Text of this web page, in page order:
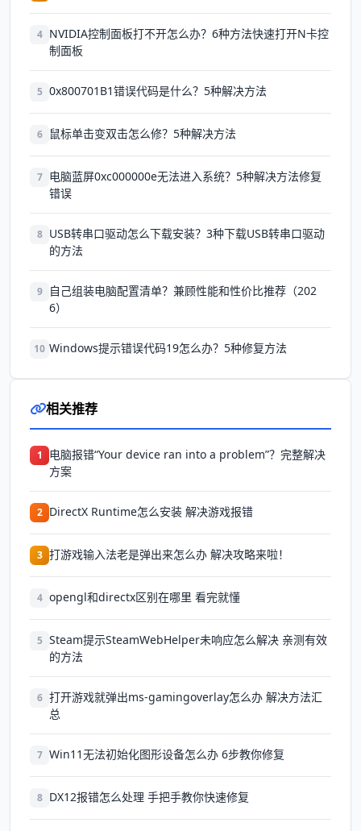
4 NVIDIA控制面板打不开怎么办？6种方法快速打开N卡控
制面板
5 0x800701B1错误代码是什么？5种解决方法
6 鼠标单击变双击怎么修？5种解决方法
7 电脑蓝屏0xc000000e无法进入系统？5种解决方法修复
错误
8 USB转串口驱动怎么下载安装？3种下载USB转串口驱动
的方法
9
自己组装电脑配置清单？兼顾性能和性价比推荐（202
6）
10 Windows提示错误代码19怎么办？5种修复方法
相关推荐
1
电脑报错“Your device ran into a problem”？完整解决
方案
2 DirectX Runtime怎么安装 解决游戏报错
3 打游戏输入法老是弹出来怎么办 解决攻略来啦！
4 opengl和directx区别在哪里 看完就懂
5 Steam提示SteamWebHelper未响应怎么解决 亲测有效
的方法
6 打开游戏就弹出ms-gamingoverlay怎么办 解决方法汇
总
7 Win11无法初始化图形设备怎么办 6步教你修复
8 DX12报错怎么处理 手把手教你快速修复